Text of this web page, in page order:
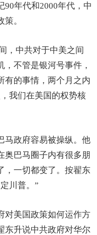
90年代和2000年代，中
。
，中共对于中美之间
不管是银河号事件，
有的事情，两个月之内
我们在美国的权势核
马政府容易被操纵。他
奥巴马圈子内有很多朋
，一切都变了。按翟东
川普。”
对美国政策如何运作方
东升说中共政府对华尔